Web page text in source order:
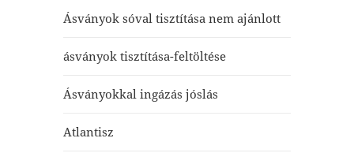
Ásványok sóval tisztítása nem ajánlott
ásványok tisztítása-feltöltése
Ásványokkal ingázás jóslás
Atlantisz